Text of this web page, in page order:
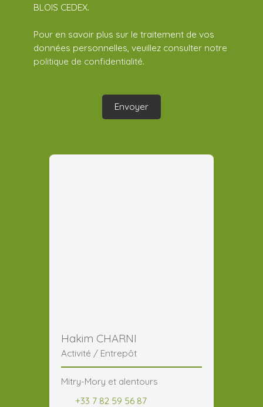
BLOIS CEDEX.
Pour en savoir plus sur le traitement de vos
données personnelles, veuillez consulter notre
politique de confidentialité.
Envoyer
Hakim CHARNI
Activité / Entrepôt
Mitry-Mory et alentours
+33 7 82 59 56 87